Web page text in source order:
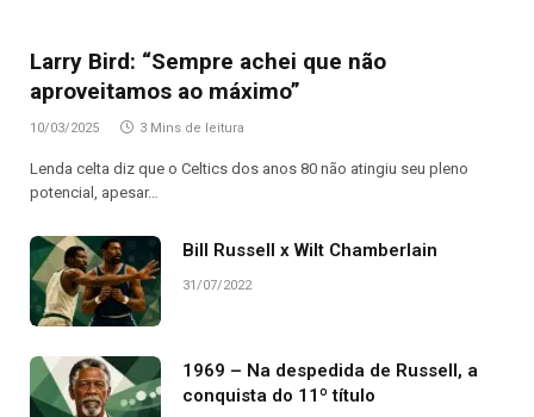
Larry Bird: “Sempre achei que não
aproveitamos ao máximo”
10/03/2025 3 Mins de leitura
Lenda celta diz que o Celtics dos anos 80 não atingiu seu pleno
potencial, apesar…
Bill Russell x Wilt Chamberlain
31/07/2022
1969 – Na despedida de Russell, a
conquista do 11º título